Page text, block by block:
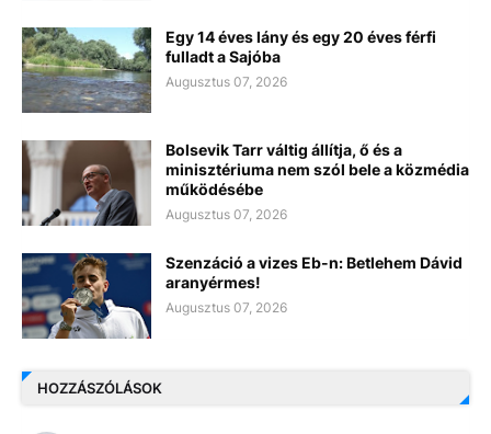
Egy 14 éves lány és egy 20 éves férfi
fulladt a Sajóba
Augusztus 07, 2026
Bolsevik Tarr váltig állítja, ő és a
minisztériuma nem szól bele a közmédia
működésébe
Augusztus 07, 2026
Szenzáció a vizes Eb-n: Betlehem Dávid
aranyérmes!
Augusztus 07, 2026
HOZZÁSZÓLÁSOK